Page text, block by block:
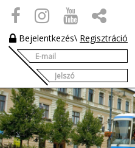
Bejelentkezés\ Regisztráció